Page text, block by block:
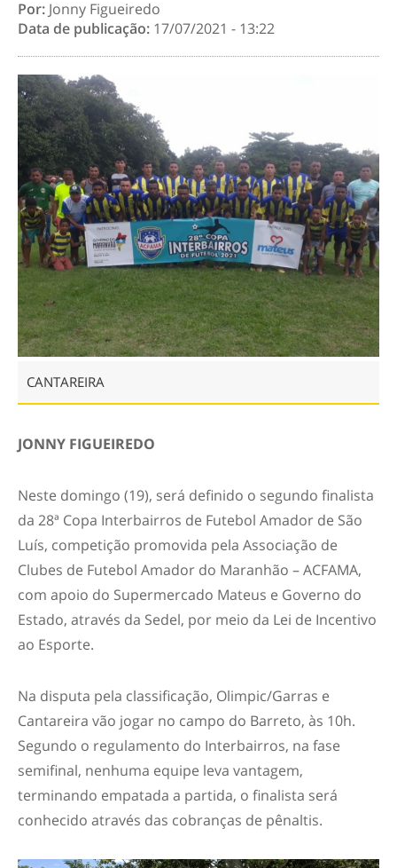
Por: Jonny Figueiredo
Data de publicação: 17/07/2021 - 13:22
CANTAREIRA
JONNY FIGUEIREDO
Neste domingo (19), será definido o segundo finalista
da 28ª Copa Interbairros de Futebol Amador de São
Luís, competição promovida pela Associação de
Clubes de Futebol Amador do Maranhão – ACFAMA,
com apoio do Supermercado Mateus e Governo do
Estado, através da Sedel, por meio da Lei de Incentivo
ao Esporte.
Na disputa pela classificação, Olimpic/Garras e
Cantareira vão jogar no campo do Barreto, às 10h.
Segundo o regulamento do Interbairros, na fase
semifinal, nenhuma equipe leva vantagem,
terminando empatada a partida, o finalista será
conhecido através das cobranças de pênaltis.